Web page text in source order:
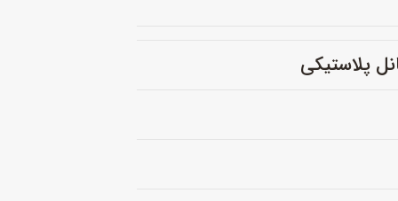
پلاستیکی